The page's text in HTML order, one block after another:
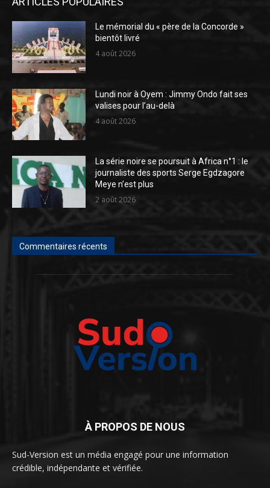
Le mémorial du « père de la Concorde »
bientôt livré
4 août 2026
Lundi noir à Oyem : Jimmy Ondo fait ses
valises pour l’au-delà
4 août 2026
La série noire se poursuit à Africa n°1 : le
journaliste des sports Serge Egdzagore
Meye n’est plus
2 août 2026
Commentaires récents
À PROPOS DE NOUS
Sud-Version est un média engagé pour une information
crédible, indépendante et vérifiée.